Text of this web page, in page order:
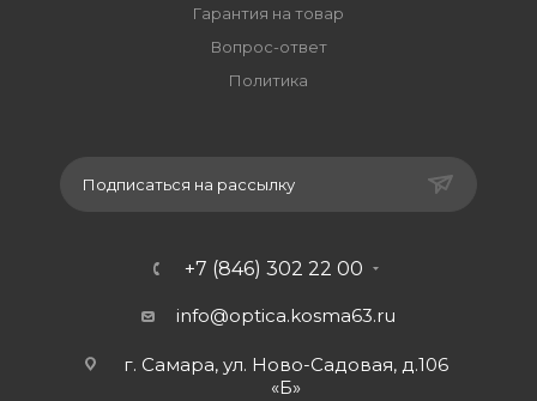
Гарантия на товар
Вопрос-ответ
Политика
Подписаться на рассылку
+7 (846) 302 22 00
info@optica.kosma63.ru
г. Самара, ул. Ново-Садовая, д.106
«Б»